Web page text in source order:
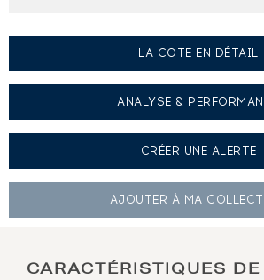
LA COTE EN DÉTAIL
ANALYSE &
CRÉER UNE ALERTE
AJOUTER À MA
CARACTÉRISTIQUES DE